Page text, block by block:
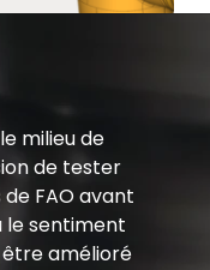
milieu de
de tester
FAO avant
le sentiment
amélioré